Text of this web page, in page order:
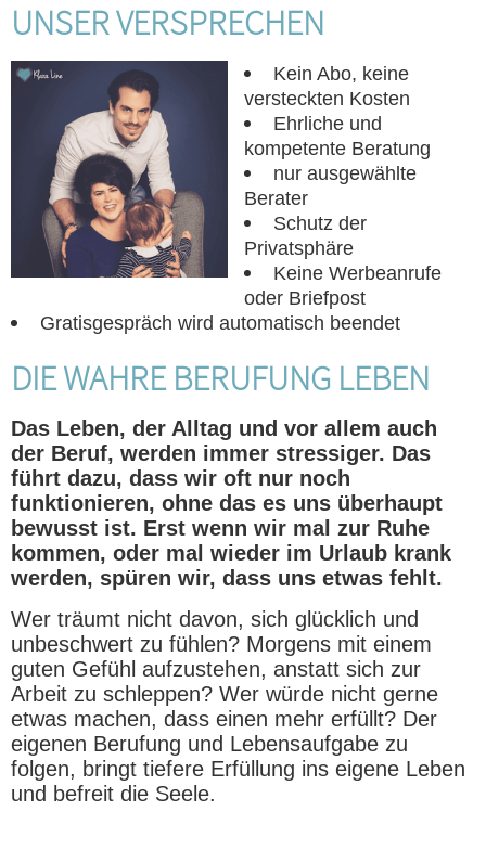
UNSER VERSPRECHEN
Kein Abo, keine
versteckten Kosten
Ehrliche und
kompetente Beratung
nur ausgewählte
Berater
Schutz der
Privatsphäre
Keine Werbeanrufe
oder Briefpost
Gratisgespräch wird automatisch beendet
DIE WAHRE BERUFUNG LEBEN
Das Leben, der Alltag und vor allem auch
der Beruf, werden immer stressiger. Das
führt dazu, dass wir oft nur noch
funktionieren, ohne das es uns überhaupt
bewusst ist. Erst wenn wir mal zur Ruhe
kommen, oder mal wieder im Urlaub krank
werden, spüren wir, dass uns etwas fehlt.
Wer träumt nicht davon, sich glücklich und
unbeschwert zu fühlen? Morgens mit einem
guten Gefühl aufzustehen, anstatt sich zur
Arbeit zu schleppen? Wer würde nicht gerne
etwas machen, dass einen mehr erfüllt? Der
eigenen Berufung und Lebensaufgabe zu
folgen, bringt tiefere Erfüllung ins eigene Leben
und befreit die Seele.